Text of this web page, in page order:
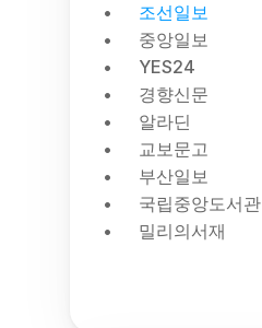
조선일보
중앙일보
YES24
경향신문
알라딘
교보문고
부산일보
국립중앙도서관
밀리의서재